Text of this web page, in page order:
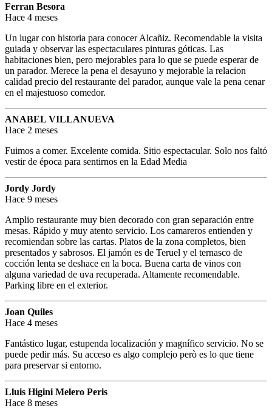
Ferran Besora
Hace 4 meses
Un lugar con historia para conocer Alcañiz. Recomendable la visita
guiada y observar las espectaculares pinturas góticas. Las
habitaciones bien, pero mejorables para lo que se puede esperar de
un parador. Merece la pena el desayuno y mejorable la relacion
calidad precio del restaurante del parador, aunque vale la pena cenar
en el majestuoso comedor.
ANABEL VILLANUEVA
Hace 2 meses
Fuimos a comer. Excelente comida. Sitio espectacular. Solo nos faltó
vestir de época para sentirnos en la Edad Media
Jordy Jordy
Hace 9 meses
Amplio restaurante muy bien decorado con gran separación entre
mesas. Rápido y muy atento servicio. Los camareros entienden y
recomiendan sobre las cartas. Platos de la zona completos, bien
presentados y sabrosos. El jamón es de Teruel y el ternasco de
cocción lenta se deshace en la boca. Buena carta de vinos con
alguna variedad de uva recuperada. Altamente recomendable.
Parking libre en el exterior.
Joan Quiles
Hace 4 meses
Fantástico lugar, estupenda localización y magnífico servicio. No se
puede pedir más. Su acceso es algo complejo però es lo que tiene
para preservar si entorno.
Lluis Higini Melero Peris
Hace 8 meses